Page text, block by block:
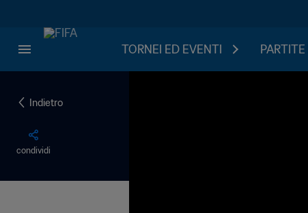
TORNEI ED EVENTI
Indietro
condividi